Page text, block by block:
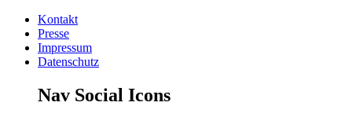
Kontakt
Presse
Impressum
Datenschutz
Nav Social Icons